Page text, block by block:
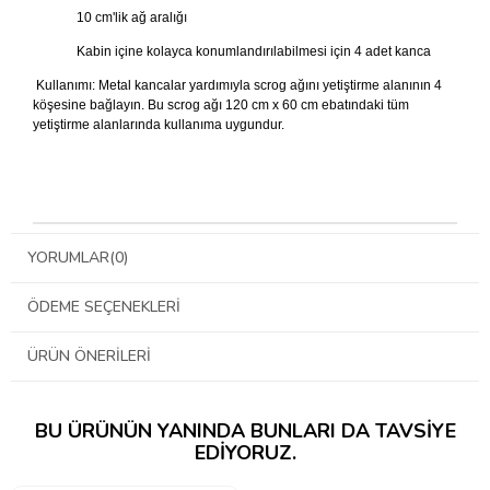
10 cm'lik ağ aralığı
Kabin içine kolayca konumlandırılabilmesi için 4 adet kanca
Kullanımı: Metal kancalar yardımıyla scrog ağını yetiştirme alanının 4
köşesine bağlayın. Bu scrog ağı 120 cm x 60 cm ebatındaki tüm
yetiştirme alanlarında kullanıma uygundur.
YORUMLAR(0)
ÖDEME SEÇENEKLERI
ÜRÜN ÖNERILERI
BU ÜRÜNÜN YANINDA BUNLARI DA TAVSIYE
EDIYORUZ.